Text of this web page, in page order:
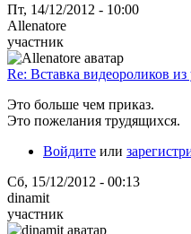
Пт, 14/12/2012 - 10:00
Allenatore
участник
Re: Вставка видеороликов
Это больше чем приказ.
Это пожелания трудящихся.
Войдите или
Сб, 15/12/2012 - 00:13
dinamit
участник